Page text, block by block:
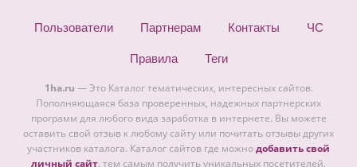
Пользователи Партнерам Контакты ЧС
Правила Теги
1ha.ru — Это Каталог тематических, интересных сайтов.
Пополняющаяся база проверенных, надежных партнерских
программ для любого вида заработка в интернете. Вы можете
оставить свой отзыв к любому сайту или почитать отзывы других
участников каталога. Каталог сайтов где можнодобавить свой
личный сайт. тем самым получить уникальных посетителей.